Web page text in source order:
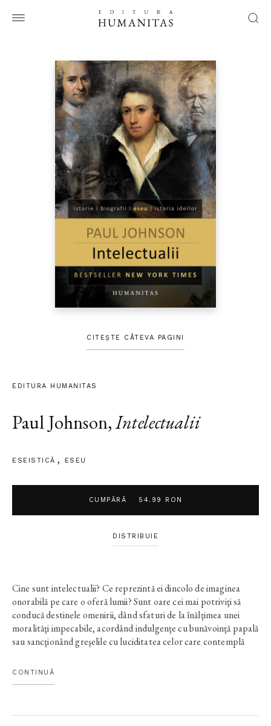
CITEȘTE CÂTEVA PAGINI
EDITURA HUMANITAS
Paul Johnson,Intelectualii
ESEISTICĂ ESEU
DISTRIBUIE
CUMPĂRĂ 54.99 RON
Cine sunt intelectualii? Ce reprezintă ei dincolo de imaginea
onorabilă pe care o oferă lumii? Sunt oare cei mai potriviţi să
conducă destinele omenirii, dând sfaturi de la înălţimea unei
moralităţi impecabile, acordând indulgenţe cu bunăvoinţă papală
sau sancţionând greşelile cu luciditatea celor care contemplă
Ce atitudine au faţă de bani? Cum se comportă în familie şi cât
sunt de loiali faţă de prieteni? Paul Johnson, jurnalist de
CONTINUĂ